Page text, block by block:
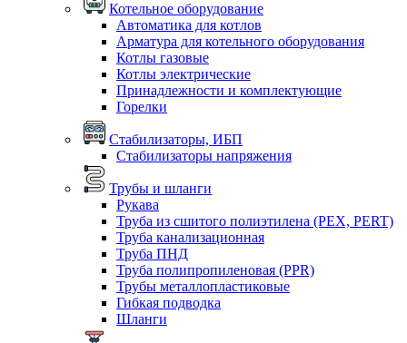
Котельное оборудование
Автоматика для котлов
Арматура для котельного оборудования
Котлы газовые
Котлы электрические
Принадлежности и комплектующие
Горелки
Стабилизаторы, ИБП
Стабилизаторы напряжения
Трубы и шланги
Рукава
Труба из сшитого полиэтилена (PEX, PERT)
Труба канализационная
Труба ПНД
Труба полипропиленовая (PPR)
Трубы металлопластиковые
Гибкая подводка
Шланги